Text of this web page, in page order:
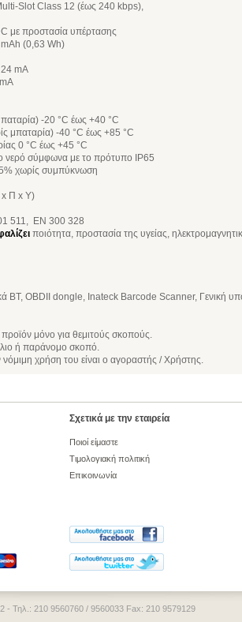
Slot Class 12 (έως 240 kbps),
με προστασία υπέρτασης
(0,63 Wh)
24 mA
-20 °C έως +40 °C
μπαταρία) -40 °C έως +85 °C
0 °C έως +45 °C
νερό σύμφωνα με το πρότυπο IP65
χωρίς συμπύκνωση
Π x Υ)
511, EN 300 328
ποιότητα, προστασία της υγείας,
BT, OBDII dongle, Inateck Barcode Scanner, Γενική
μόνο για θεμιτούς σκοπούς.
ή παράνομο σκοπό.
χρήση του είναι ο αγοραστής / Χρήστης.
Σχετικά με την εταιρεία
Ποιοί είμαστε
Τιμολογιακή πολιτική
Επικοινωνία
- Τηλ.: 210 9560760 / 9560033 Fax: 210 9579129